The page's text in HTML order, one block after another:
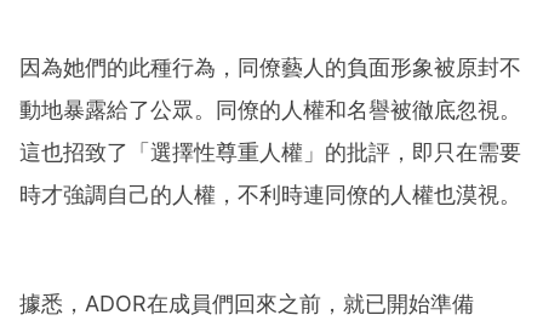
因為她們的此種行為，同僚藝人的負面形象被原封不
動地暴露給了公眾。同僚的人權和名譽被徹底忽視。
這也招致了「選擇性尊重人權」的批評，即只在需要
時才強調自己的人權，不利時連同僚的人權也漠視。
據悉，ADOR在成員們回來之前，就已開始準備